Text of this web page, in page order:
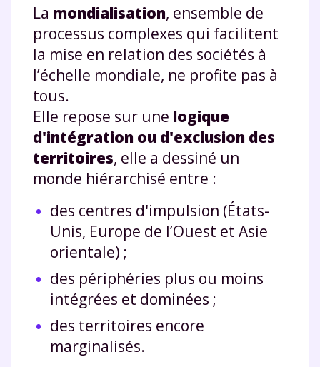
La mondialisation, ensemble de
processus complexes qui facilitent
la mise en relation des sociétés à
l’échelle mondiale, ne profite pas à
tous.
Elle repose sur une logique
d'intégration ou d'exclusion des
territoires, elle a dessiné un
monde hiérarchisé entre :
des centres d'impulsion (États-
Unis, Europe de l’Ouest et Asie
orientale) ;
des périphéries plus ou moins
intégrées et dominées ;
des territoires encore
marginalisés.